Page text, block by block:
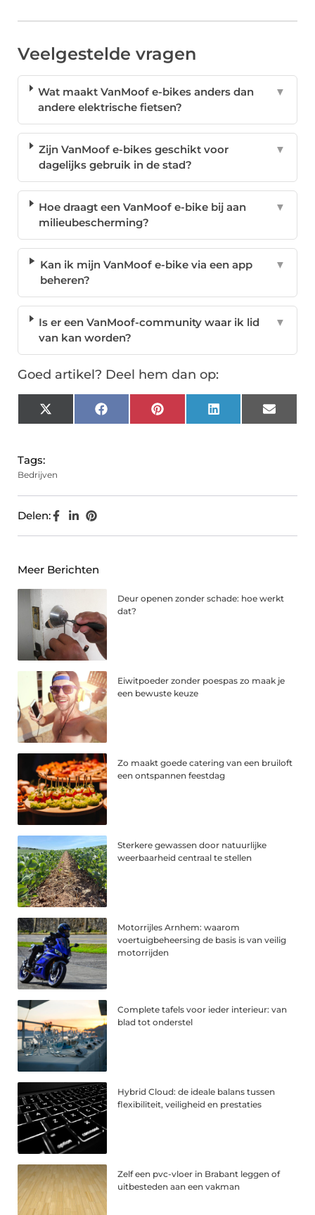
Veelgestelde vragen
Wat maakt VanMoof e-bikes anders dan
andere elektrische fietsen?
▼
Zijn VanMoof e-bikes geschikt voor
dagelijks gebruik in de stad?
▼
Hoe draagt een VanMoof e-bike bij aan
milieubescherming?
▼
Kan ik mijn VanMoof e-bike via een app
beheren?
▼
Is er een VanMoof-community waar ik lid
van kan worden?
▼
Goed artikel? Deel hem dan op:
X
(Twitter)
FacebookPinterest LinkedIn Email
Tags:
Bedrijven
Delen:
Meer Berichten
Deur openen zonder schade: hoe werkt
dat?
Eiwitpoeder zonder poespas zo maak je
een bewuste keuze
Zo maakt goede catering van een bruiloft
een ontspannen feestdag
Sterkere gewassen door natuurlijke
weerbaarheid centraal te stellen
Motorrijles Arnhem: waarom
voertuigbeheersing de basis is van veilig
motorrijden
Complete tafels voor ieder interieur: van
blad tot onderstel
Hybrid Cloud: de ideale balans tussen
flexibiliteit, veiligheid en prestaties
Zelf een pvc-vloer in Brabant leggen of
uitbesteden aan een vakman